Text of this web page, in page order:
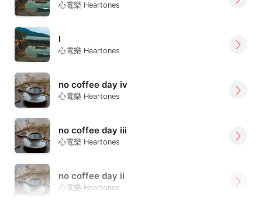
心電樂 Heartones
I
心電樂 Heartones
no coffee day iv
心電樂 Heartones
no coffee day iii
心電樂 Heartones
no coffee day ii
心電樂 Heartones